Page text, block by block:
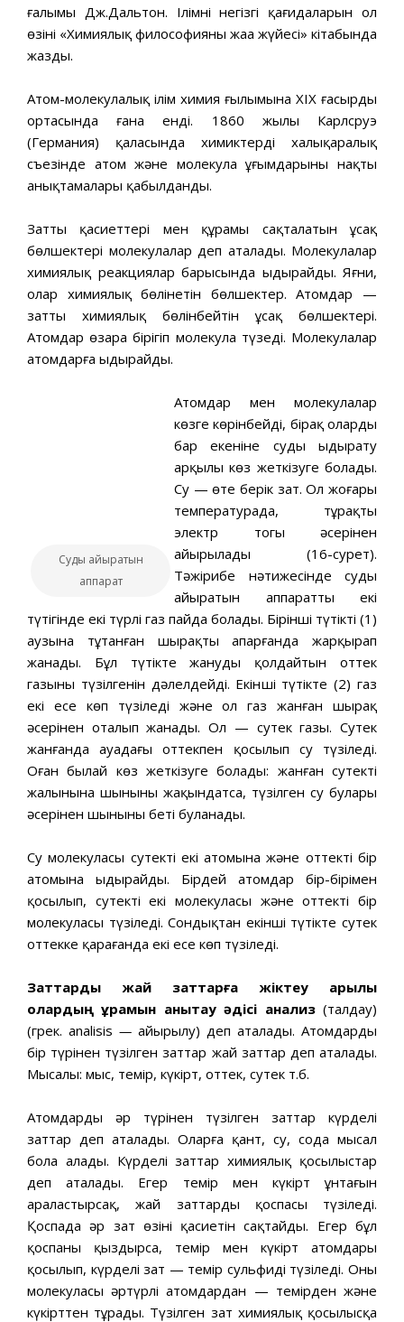
ғалымы Дж.Дальтон. Ілімнің негізгі қағидаларын ол
өзінің «Химиялық философияның жаңа жүйесі» кітабында
жазды.
Атом-молекулалық ілім химия ғылымына XIX ғасырдың
ортасында ғана енді. 1860 жылы Карлсруэ
(Германия) қаласында химиктердің халықаралық
съезінде атом және молекула ұғымдарының нақты
анықтамалары қабылданды.
Заттың қасиеттері мен құрамы сақталатын ұсақ
бөлшектері молекулалар деп аталады. Молекулалар
химиялық реакциялар барысында ыдырайды. Яғни,
олар химиялық бөлінетін бөлшектер. Атомдар —
заттың химиялық бөлінбейтін ұсақ бөлшектері.
Атомдар өзара бірігіп молекула түзеді. Молекулалар
атомдарға ыдырайды.
Суды айыратын
аппарат
Атомдар мен молекулалар
көзге көрінбейді, бірақ олардың
бар екеніне суды ыдырату
арқылы көз жеткізуге болады.
Су — өте берік зат. Ол жоғары
температурада, тұрақты
электр тогы әсерінен
айырылады (16-сурет).
Тәжірибе нәтижесінде суды
айыратын аппараттың екі
түтігінде екі түрлі газ пайда болады. Бірінші түтіктің (1)
аузына тұтанған шырақты апарғанда жарқырап
жанады. Бұл түтікте жануды қолдайтын оттек
газының түзілгенін дәлелдейді. Екінші түтікте (2) газ
екі есе көп түзіледі және ол газ жанған шырақ
әсерінен оталып жанады. Ол — сутек газы. Сутек
жанғанда ауадағы оттекпен қосылып су түзіледі.
Оған былай көз жеткізуге болады: жанған сутектің
жалынына шыныны жақындатса, түзілген су булары
әсерінен шынының беті буланады.
Су молекуласы сутектің екі атомына және оттектің бір
атомына ыдырайды. Бірдей атомдар бір-бірімен
қосылып, сутектің екі молекуласы және оттектің бір
молекуласы түзіледі. Сондықтан екінші түтікте сутек
оттекке қарағанда екі есе көп түзіледі.
Заттарды жай заттарға жіктеу арқылы
олардың құрамын анықтау әдісі анализ(талдау)
(грек. analisis — айырылу) деп аталады. Атомдардың
бір түрінен түзілген заттар жай заттар деп аталады.
Мысалы: мыс, темір, күкірт, оттек, сутек т.б.
Атомдардың әр түрінен түзілген заттар күрделі
заттар деп аталады. Оларға қант, су, сода мысал
бола алады. Күрделі заттар химиялық қосылыстар
деп аталады. Егер темір мен күкірт ұнтағын
араластырсақ, жай заттардың қоспасы түзіледі.
Қоспада әр зат өзінің қасиетін сақтайды. Егер бұл
қоспаны қыздырса, темір мен күкірт атомдары
қосылып, күрделі зат — темір сульфиді түзіледі. Оның
молекуласы әртүрлі атомдардан — темірден және
күкірттен тұрады. Түзілген зат химиялық қосылысқа